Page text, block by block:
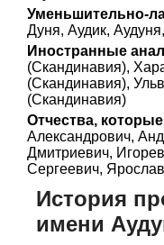
Уменьшительно-
Дуня, Аудик,
Иностранные
(Скандинавия),
(Скандинавия),
(Скандинавия)
Отчества,
Александрович,
Дмитриевич,
Сергеевич,
История
имени